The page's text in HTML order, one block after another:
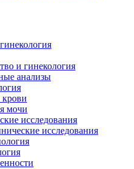
и гинекология
анализы
мочи
исследования
исследования